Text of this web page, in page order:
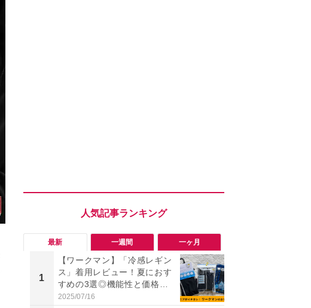
最新 一週間 一ヶ月
1
【ワークマン】「冷感レギン
ス」着用レビュー！夏におす
すめの3選◎機能性と価格比
較
2025/07/16